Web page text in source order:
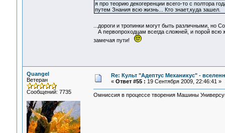
я про теорию декогеренции всего-то с полтора
путем Знания всю жизнь... Кто знает,куда зашел.
...дороги и тропинки могут быть различными, но
А первопроходцам всегда сложней, и порой всю
замечая пути!
Quangel
Ветеран
Сообщений: 7735
Re: Культ "Адептус Механикус" -
« Ответ #55 : 19 Сентября 2009, 22:46:41 »
Омниссия в процессе творения Машины